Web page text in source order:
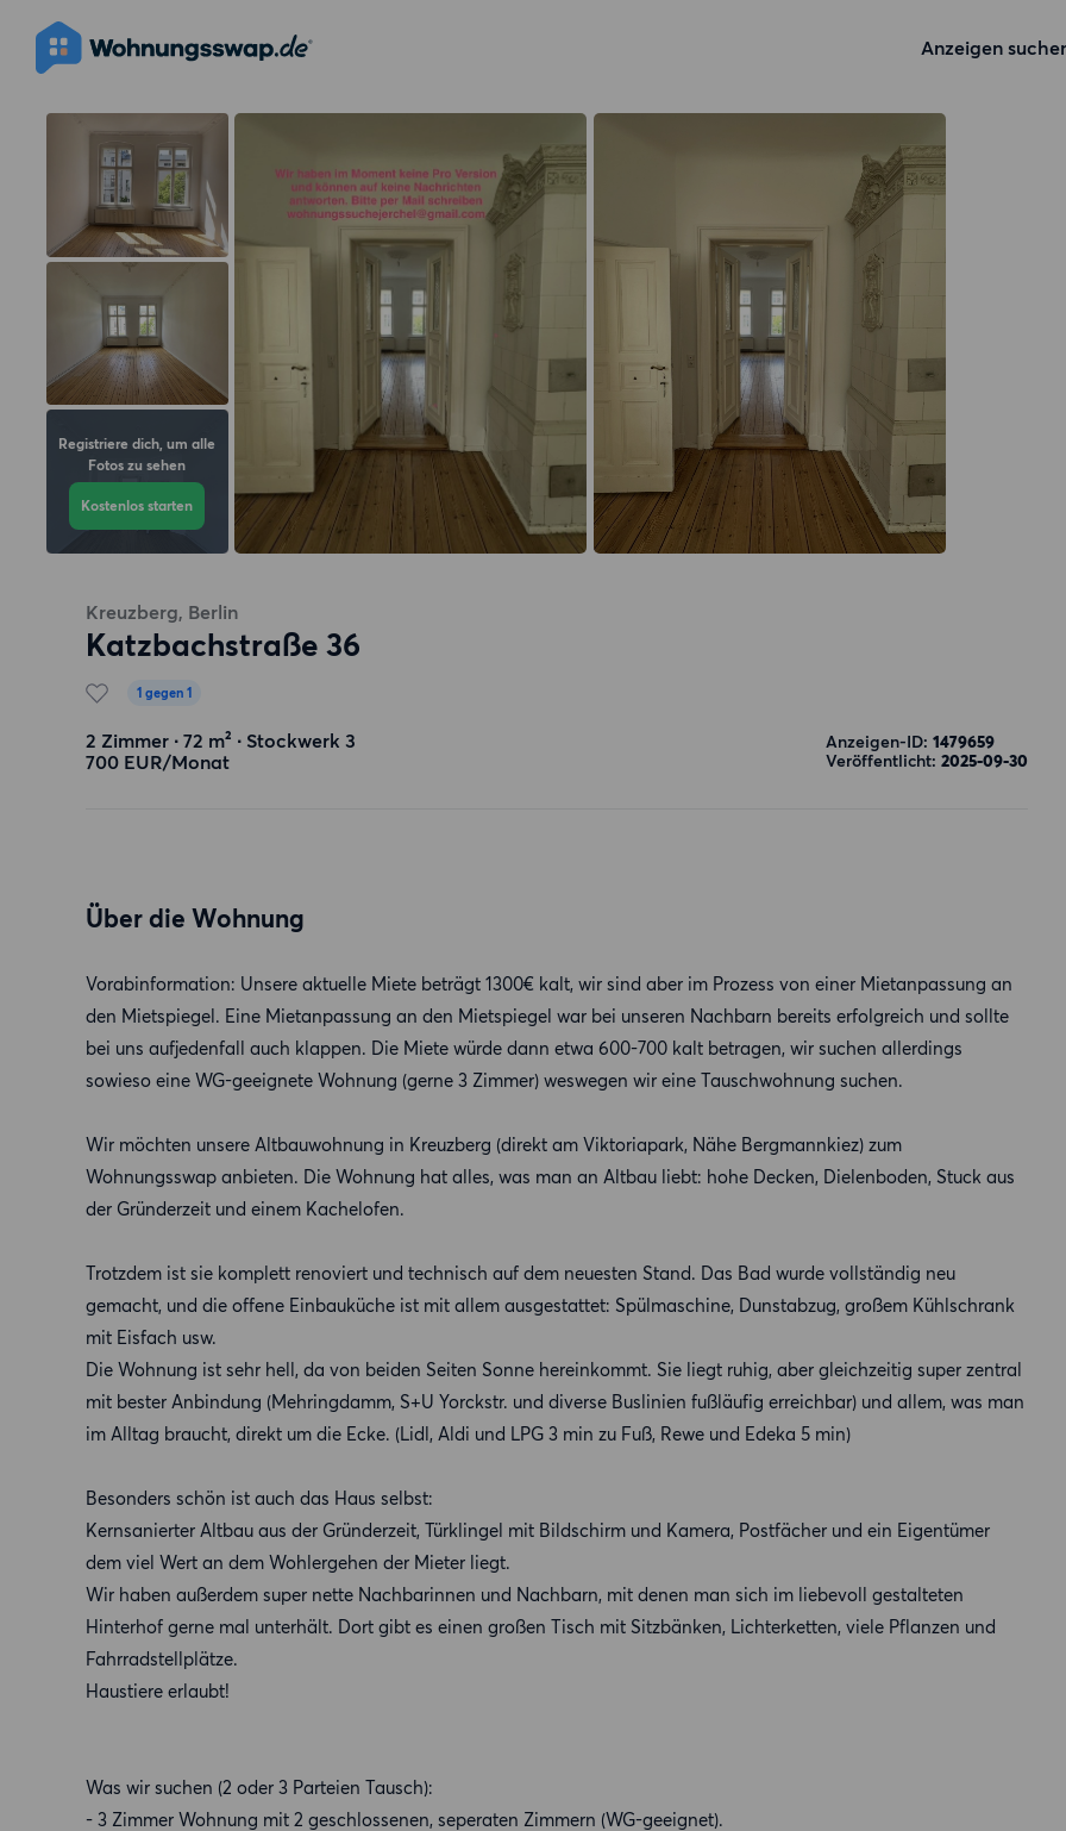
Anzeigen
Registriere dich, um alle
Fotos zu sehen
Kostenlos starten
Kreuzberg, Berlin
Katzbachstraße 36
1 gegen 1
2 Zimmer ∙ 72 m² ∙ Stockwerk 3
700 EUR/Monat
Anzeigen-ID: 1479659
Veröffentlicht: 2025-09-30
Über die Wohnung
Vorabinformation: Unsere aktuelle Miete beträgt 1300€ kalt, wir sind aber im Prozess von einer Mietanpassung an
den Mietspiegel. Eine Mietanpassung an den Mietspiegel war bei unseren Nachbarn bereits erfolgreich und sollte
bei uns aufjedenfall auch klappen. Die Miete würde dann etwa 600-700 kalt betragen, wir suchen allerdings
sowieso eine WG-geeignete Wohnung (gerne 3 Zimmer) weswegen wir eine Tauschwohnung suchen.
Wir möchten unsere Altbauwohnung in Kreuzberg (direkt am Viktoriapark, Nähe Bergmannkiez) zum
Wohnungsswap anbieten. Die Wohnung hat alles, was man an Altbau liebt: hohe Decken, Dielenboden, Stuck aus
der Gründerzeit und einem Kachelofen.
Trotzdem ist sie komplett renoviert und technisch auf dem neuesten Stand. Das Bad wurde vollständig neu
gemacht, und die offene Einbauküche ist mit allem ausgestattet: Spülmaschine, Dunstabzug, großem Kühlschrank
mit Eisfach usw.
Die Wohnung ist sehr hell, da von beiden Seiten Sonne hereinkommt. Sie liegt ruhig, aber gleichzeitig super zentral
mit bester Anbindung (Mehringdamm, S+U Yorckstr. und diverse Buslinien fußläufig erreichbar) und allem, was man
im Alltag braucht, direkt um die Ecke. (Lidl, Aldi und LPG 3 min zu Fuß, Rewe und Edeka 5 min)
Besonders schön ist auch das Haus selbst:
Kernsanierter Altbau aus der Gründerzeit, Türklingel mit Bildschirm und Kamera, Postfächer und ein Eigentümer
dem viel Wert an dem Wohlergehen der Mieter liegt.
Wir haben außerdem super nette Nachbarinnen und Nachbarn, mit denen man sich im liebevoll gestalteten
Hinterhof gerne mal unterhält. Dort gibt es einen großen Tisch mit Sitzbänken, Lichterketten, viele Pflanzen und
Fahrradstellplätze.
Haustiere erlaubt!
Was wir suchen (2 oder 3 Parteien Tausch):
- 3 Zimmer Wohnung mit 2 geschlossenen, seperaten Zimmern (WG-geeignet).